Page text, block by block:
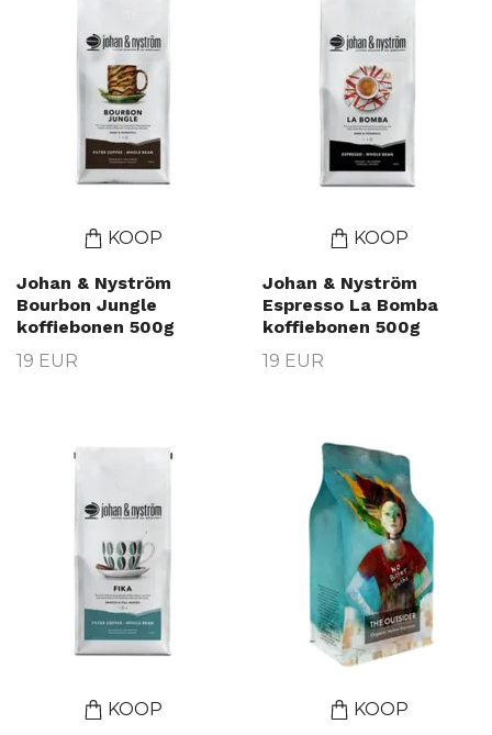
KOOP
Johan & Nyström
Bourbon Jungle
koffiebonen 500g
19 EUR
KOOP
Johan & Nyström
Espresso La Bomba
koffiebonen 500g
19 EUR
KOOP KOOP